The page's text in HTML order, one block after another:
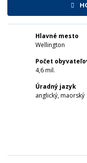
Hlavné mesto
Wellington
Počet
4,6 mil.
Úradný jazyk
anglický, maorský